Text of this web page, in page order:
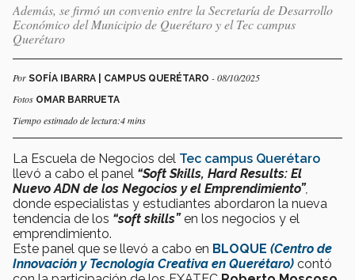
Además, se firmó un convenio entre la Secretaría de Desarrollo
Económico del Municipio de Querétaro y el Tec campus
Querétaro
Por SOFÍA IBARRA | CAMPUS QUERÉTARO - 08/10/2025
Fotos OMAR BARRUETA
Tiempo estimado de lectura:4 mins
La Escuela de Negocios del Tec campus Querétaro
llevó a cabo el panel “Soft Skills, Hard Results: El
Nuevo ADN de los Negocios y el Emprendimiento”,
donde especialistas y estudiantes abordaron la nueva
tendencia de los “soft skills”en los negocios y el
emprendimiento.
Este panel que se llevó a cabo en BLOQUE (Centro de
Innovación y Tecnología Creativa en Querétaro) contó